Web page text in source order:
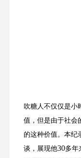
吹糖人不仅仅是小
值，但是由于社会
的这种价值。本纪
谈，展现他30多年